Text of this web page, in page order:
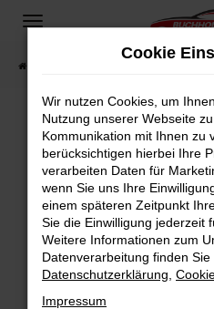
Zum
springen
Fehler: Network
Beim Laden ist ein Fehler
Hier sind ein paar Tipps,
Überprüfe deine
Internetverbindung.
Laden andere
Suchmaschine?
Cookie
Wir nutzen Cookies, um
Nutzung unserer Webseite
Kommunikation mit Ihnen zu
berücksichtigen hierbei Ihre
verarbeiten Daten für
wenn Sie uns Ihre
einem späteren Zeitpunkt
Sie die Einwilligung jederzeit
Weitere Informationen zum
Datenverarbeitung finden Sie
Datenschutzerklärung
Impressum